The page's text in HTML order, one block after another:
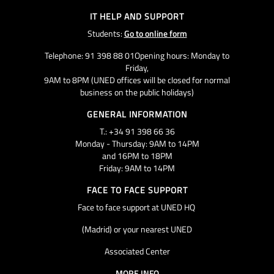
IT HELP AND SUPPORT
Students:Go to online form
Telephone: 91 398 88 01Opening hours: Monday to
Friday,
9AM to 8PM (UNED offices will be closed for normal
business on the public holidays)
GENERAL INFORMATION
T.: +34 91 398 66 36
Monday - Thursday: 9AM to 14PM
and 16PM to 18PM
Friday: 9AM to 14PM
FACE TO FACE SUPPORT
Face to face support at UNED HQ
(Madrid) or your nearest UNED
Associated Center